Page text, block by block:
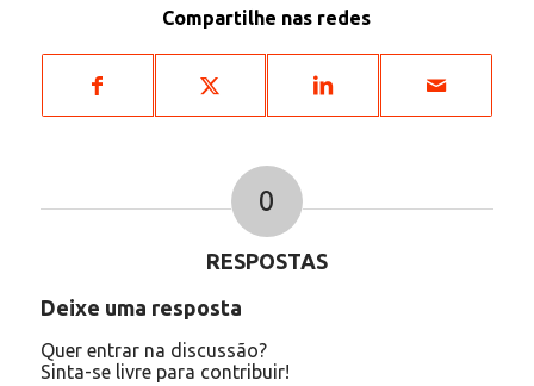
Compartilhe nas redes
0
RESPOSTAS
Deixe uma resposta
Quer entrar na discussão?
Sinta-se livre para contribuir!